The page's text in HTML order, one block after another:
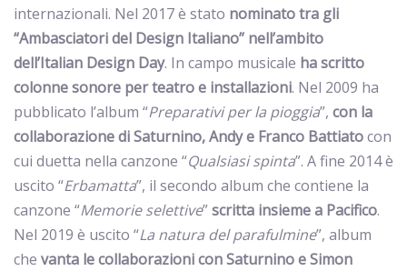
internazionali. Nel 2017 è stato nominato tra gli
“Ambasciatori del Design Italiano” nell’ambito
dell’Italian Design Day. In campo musicale ha scritto
colonne sonore per teatro e installazioni. Nel 2009 ha
pubblicato l’album “Preparativi per la pioggia”, con la
collaborazione di Saturnino, Andy e Franco Battiatocon
cui duetta nella canzone “Qualsiasi spinta”. A fine 2014 è
uscito “Erbamatta”, il secondo album che contiene la
canzone “Memorie selettive”scritta insieme a Pacifico.
Nel 2019 è uscito “La natura del parafulmine”, album
che vanta le collaborazioni con Saturnino e Simon